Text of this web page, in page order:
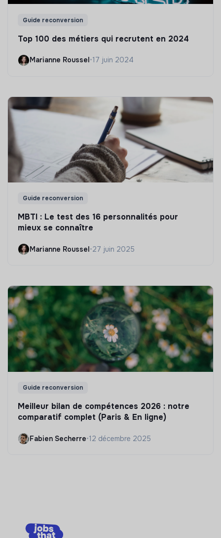
Guide reconversion
Top 100 des métiers qui recrutent en 2024
Marianne Roussel •17 juin 2024
Guide reconversion
MBTI : Le test des 16 personnalités pour
mieux se connaître
Marianne Roussel•27 juin 2025
Guide reconversion
Meilleur bilan de compétences 2026 : notre
comparatif complet (Paris & En ligne)
Fabien Secherre•12 décembre 2025